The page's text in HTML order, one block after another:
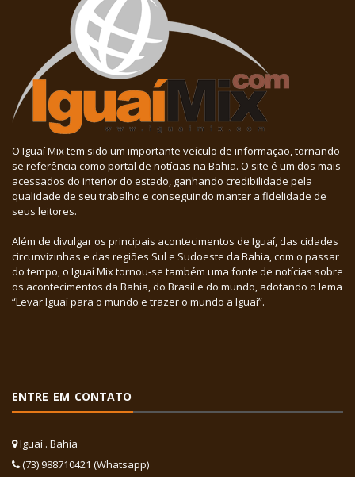
O Iguaí Mix tem sido um importante veículo de informação, tornando-
se referência como portal de notícias na Bahia. O site é um dos mais
acessados do interior do estado, ganhando credibilidade pela
qualidade de seu trabalho e conseguindo manter a fidelidade de
seus leitores.
Além de divulgar os principais acontecimentos de Iguaí, das cidades
circunvizinhas e das regiões Sul e Sudoeste da Bahia, com o passar
do tempo, o Iguaí Mix tornou-se também uma fonte de notícias sobre
os acontecimentos da Bahia, do Brasil e do mundo, adotando o lema
“Levar Iguaí para o mundo e trazer o mundo a Iguaí”.
ENTRE EM CONTATO
Iguaí . Bahia
(73) 988710421 (Whatsapp)